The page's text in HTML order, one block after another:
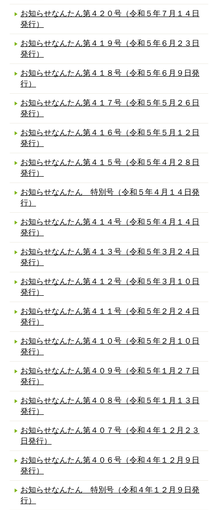
お知らせなんたん第４２０号（令和５年７月１４日
発行）
お知らせなんたん第４１９号（令和５年６月２３日
発行）
お知らせなんたん第４１８号（令和５年６月９日発
行）
お知らせなんたん第４１７号（令和５年５月２６日
発行）
お知らせなんたん第４１６号（令和５年５月１２日
発行）
お知らせなんたん第４１５号（令和５年４月２８日
発行）
お知らせなんたん 特別号（令和５年４月１４日発
行）
お知らせなんたん第４１４号（令和５年４月１４日
発行）
お知らせなんたん第４１３号（令和５年３月２４日
発行）
お知らせなんたん第４１２号（令和５年３月１０日
発行）
お知らせなんたん第４１１号（令和５年２月２４日
発行）
お知らせなんたん第４１０号（令和５年２月１０日
発行）
お知らせなんたん第４０９号（令和５年１月２７日
発行）
お知らせなんたん第４０８号（令和５年１月１３日
発行）
お知らせなんたん第４０７号（令和４年１２月２３
日発行）
お知らせなんたん第４０６号（令和４年１２月９日
発行）
お知らせなんたん 特別号（令和４年１２月９日発
行）